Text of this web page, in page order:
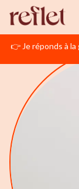
👉 Je réponds à